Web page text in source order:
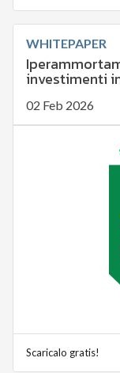
WHITEPAPER
investimenti
02 Feb 2026
Scaricalo gratis!